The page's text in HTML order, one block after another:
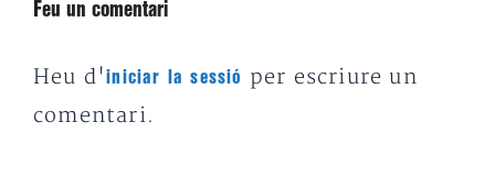
Feu un comentari
Heu d'iniciar la sessió
per escriure un
comentari.